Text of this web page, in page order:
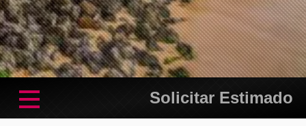
Solicitar Estimado